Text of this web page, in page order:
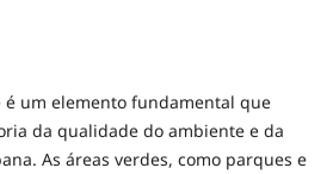
um elemento fundamental que
da qualidade do ambiente e da
As áreas verdes, como parques e